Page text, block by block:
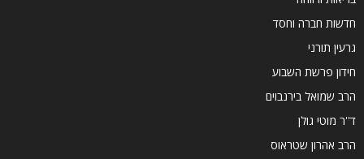
חדשות חברה וחסד
גרעין תורני
חידון פרשת השבוע
הרב שמואל בירנבוים
ד''ר מוטי גולן
הרב אהרון שטראוס